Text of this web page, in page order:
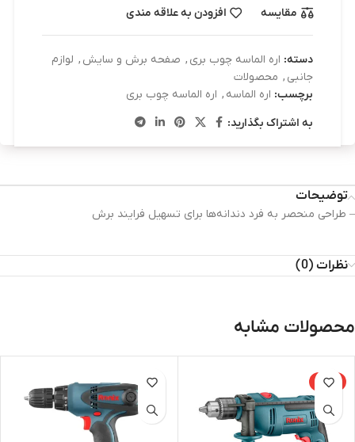
مقایسه افزودن به علاقه مندی
دسته: اره الماسه چوب بری , صفحه برش و سایش , لوازم
جانبی , محصولات
برچسب: اره الماسه , اره الماسه چوب بری
به اشتراک بگذارید:
توضیحات
– طراحی منحصر به فرد دندانه‌ها برای تسهیل فرایند برش
نظرات (0)
محصولات مشابه
-15%